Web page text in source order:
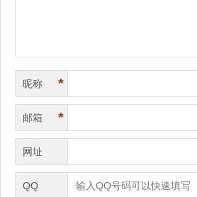
昵称 *
邮箱 *
网址
QQ